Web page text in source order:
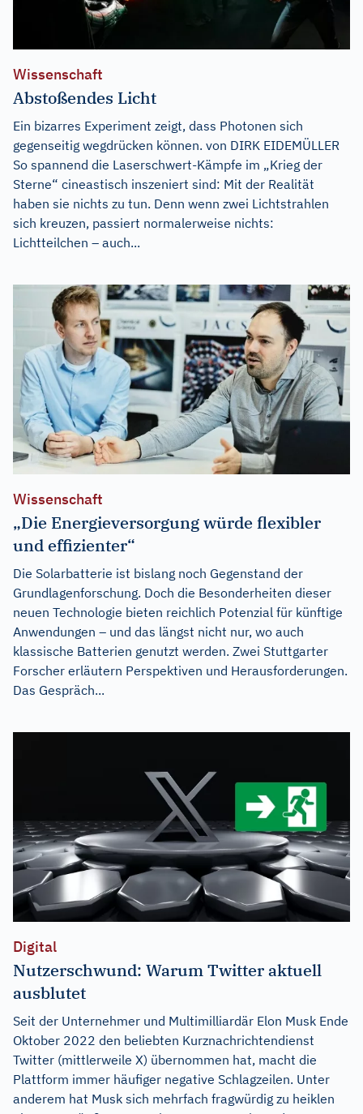
Wissenschaft
Abstoßendes Licht
Ein bizarres Experiment zeigt, dass Photonen sich
gegenseitig wegdrücken können. von DIRK EIDEMÜLLER
So spannend die Laserschwert-Kämpfe im „Krieg der
Sterne“ cineastisch inszeniert sind: Mit der Realität
haben sie nichts zu tun. Denn wenn zwei Lichtstrahlen
sich kreuzen, passiert normalerweise nichts:
Lichtteilchen – auch...
Wissenschaft
„Die Energieversorgung würde flexibler
und effizienter“
Die Solarbatterie ist bislang noch Gegenstand der
Grundlagenforschung. Doch die Besonderheiten dieser
neuen Technologie bieten reichlich Potenzial für künftige
Anwendungen – und das längst nicht nur, wo auch
klassische Batterien genutzt werden. Zwei Stuttgarter
Forscher erläutern Perspektiven und Herausforderungen.
Das Gespräch...
Digital
Nutzerschwund: Warum Twitter aktuell
ausblutet
Seit der Unternehmer und Multimilliardär Elon Musk Ende
Oktober 2022 den beliebten Kurznachrichtendienst
Twitter (mittlerweile X) übernommen hat, macht die
Plattform immer häufiger negative Schlagzeilen. Unter
anderem hat Musk sich mehrfach fragwürdig zu heiklen